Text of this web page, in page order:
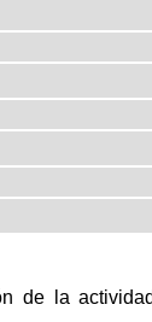
de la